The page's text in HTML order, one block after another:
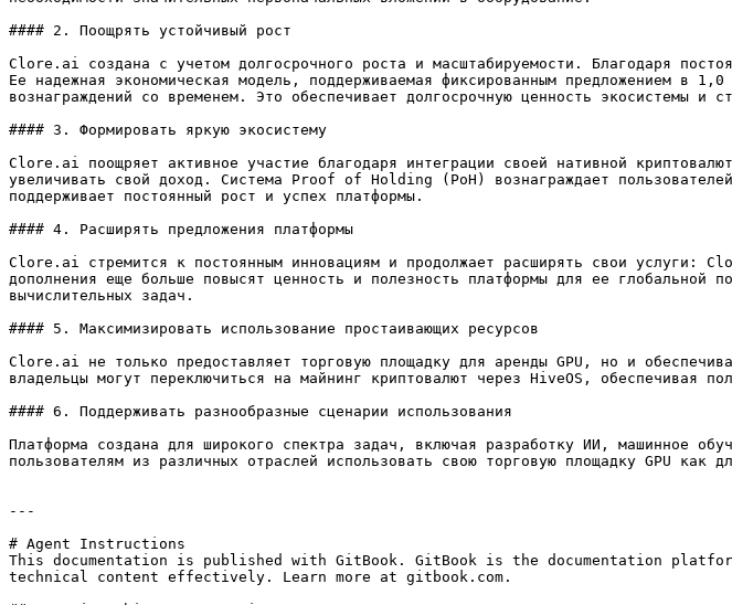
#### 2. Поощрять устойчивый рост
Clore.ai создана с учетом долгосрочного роста и масштабируемости. Благодаря
Ее надежная экономическая модель, поддерживаемая фиксированным предложением в
вознаграждений со временем. Это обеспечивает долгосрочную ценность экосистемы
#### 3. Формировать яркую экосистему
Clore.ai поощряет активное участие благодаря интеграции своей нативной
увеличивать свой доход. Система Proof of Holding (PoH) вознаграждает
поддерживает постоянный рост и успех платформы.
#### 4. Расширять предложения платформы
Clore.ai стремится к постоянным инновациям и продолжает расширять свои услуги:
дополнения еще больше повысят ценность и полезность платформы для ее
вычислительных задач.
#### 5. Максимизировать использование простаивающих ресурсов
Clore.ai не только предоставляет торговую площадку для аренды GPU, но и
владельцы могут переключиться на майнинг криптовалют через HiveOS, обеспечивая
#### 6. Поддерживать разнообразные сценарии использования
Платформа создана для широкого спектра задач, включая разработку ИИ, машинное
пользователям из различных отраслей использовать свою торговую площадку GPU как
---
# Agent Instructions
This documentation is published with GitBook. GitBook is the documentation
technical content effectively. Learn more at gitbook.com.